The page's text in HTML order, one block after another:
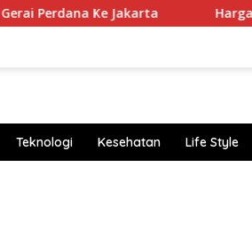
Jakarta Harga Mazda CX-30
Teknologi Kesehatan Life Style